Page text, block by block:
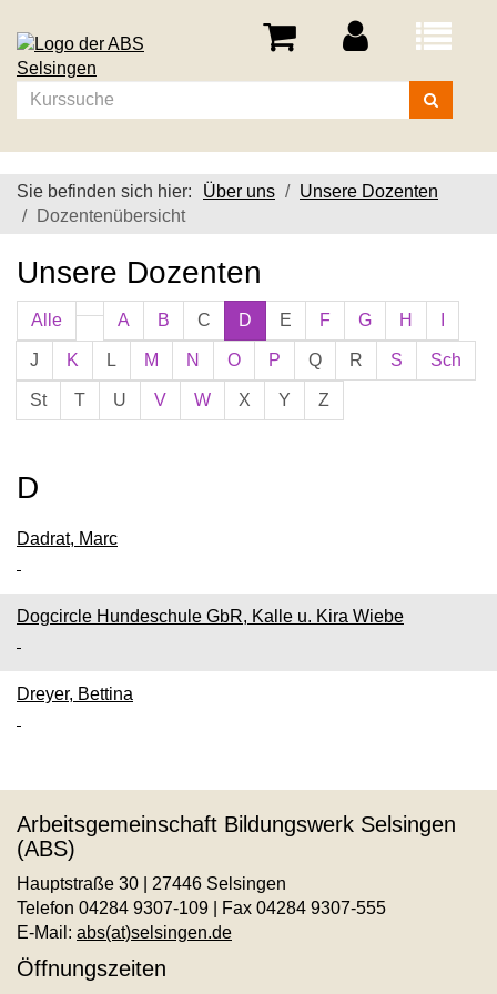
Menü
Kurse
suchen
Sie befinden sich hier: Über uns
Unsere Dozenten
Dozentenübersicht
Unsere Dozenten
Alle A B C D E F G H
J K L M N O P Q R S Sch
St T U V W X Y Z
D
Dadrat, Marc
Dogcircle Hundeschule GbR, Kalle u. Kira Wiebe
Dreyer, Bettina
Arbeitsgemeinschaft Bildungswerk Selsingen
(ABS)
Hauptstraße 30 | 27446 Selsingen
Telefon 04284 9307-109 | Fax 04284 9307-555
E-Mail: abs(at)selsingen.de
Öffnungszeiten